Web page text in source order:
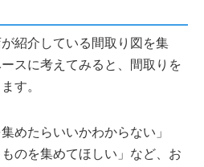
紹介している間取り図を集
スに考えてみると、間取りを
す。
めたらいいかわからない」
のを集めてほしい」など、お